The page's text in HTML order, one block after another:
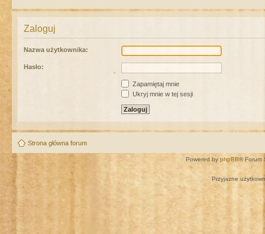
Zaloguj
Nazwa użytkownika:
Hasło:
Zapamiętaj mnie
Ukryj mnie w tej sesji
Strona główna forum
Powered by phpBB® Forum
Przyjazne